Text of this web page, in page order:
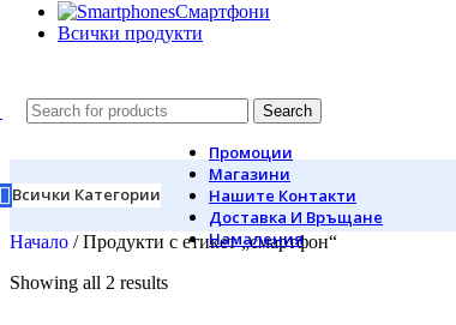
Смартфони
Всички продукти
Search
Всички Категории
Промоции
Магазини
Нашите Контакти
Доставка И Връщане
Намаления
Начало / Продукти с етикет „смартфон“
Showing all 2 results